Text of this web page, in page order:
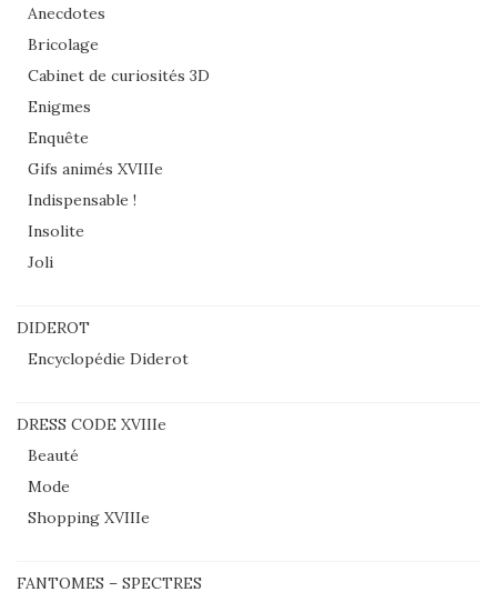
Anecdotes
Bricolage
Cabinet de curiosités 3D
Enigmes
Enquête
Gifs animés XVIIIe
Indispensable !
Insolite
Joli
DIDEROT
Encyclopédie Diderot
DRESS CODE XVIIIe
Beauté
Mode
Shopping XVIIIe
FANTOMES – SPECTRES